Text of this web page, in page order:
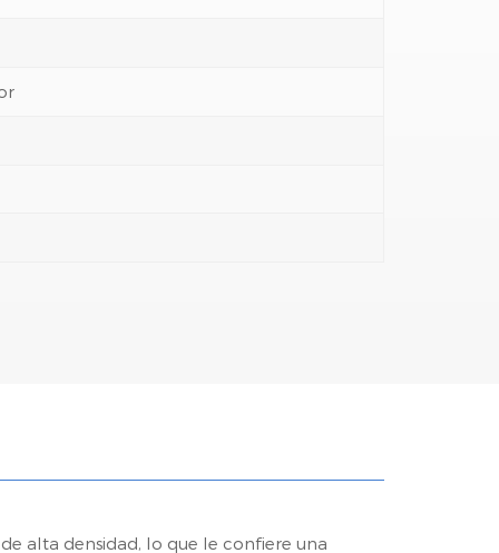
alta densidad, lo que le confiere una